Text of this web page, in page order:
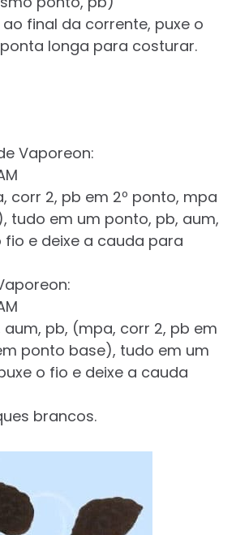
final da corrente, puxe o
longa para costurar.
Vaporeon:
corr 2, pb em 2º ponto, mpa
tudo em um ponto, pb, aum,
fio e deixe a cauda para
aum, pb, (mpa, corr 2, pb em
ponto base), tudo em um
o fio e deixe a cauda
brancos.